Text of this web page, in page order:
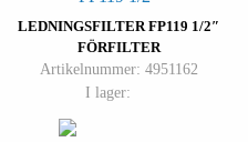
LEDNINGSFILTER FP119 1/2″
FÖRFILTER
Artikelnummer: 4951162
I lager: